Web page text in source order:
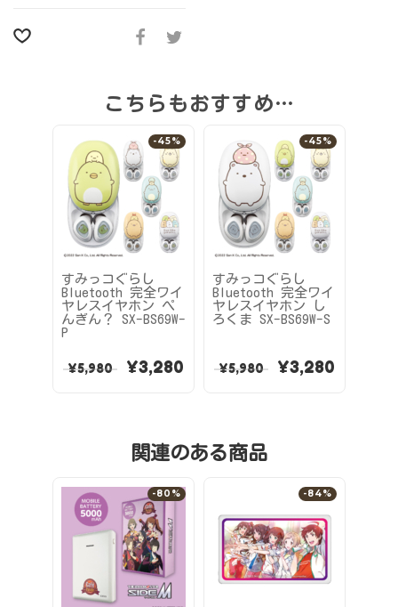
こちらもおすすめ…
-45%
すみっコぐらし
Bluetooth 完全ワイ
ヤレスイヤホン ぺ
んぎん？ SX-BS69W-
P
¥5,980 ¥3,280
-45%
すみっコぐらし
Bluetooth 完全ワイ
ヤレスイヤホン し
ろくま SX-BS69W-S
¥5,980 ¥3,280
関連のある商品
-80% -84%